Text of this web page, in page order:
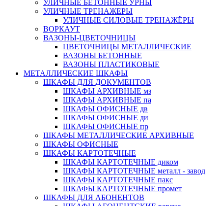
УЛИЧНЫЕ БЕТОННЫЕ УРНЫ
УЛИЧНЫЕ ТРЕНАЖЕРЫ
УЛИЧНЫЕ СИЛОВЫЕ ТРЕНАЖЁРЫ
ВОРКАУТ
ВАЗОНЫ-ЦВЕТОЧНИЦЫ
ЦВЕТОЧНИЦЫ МЕТАЛЛИЧЕСКИЕ
ВАЗОНЫ БЕТОННЫЕ
ВАЗОНЫ ПЛАСТИКОВЫЕ
МЕТАЛЛИЧЕСКИЕ ШКАФЫ
ШКАФЫ ДЛЯ ДОКУМЕНТОВ
ШКАФЫ АРХИВНЫЕ мз
ШКАФЫ АРХИВНЫЕ па
ШКАФЫ ОФИСНЫЕ дв
ШКАФЫ ОФИСНЫЕ ди
ШКАФЫ ОФИСНЫЕ пр
ШКАФЫ МЕТАЛЛИЧЕСКИЕ АРХИВНЫЕ
ШКАФЫ ОФИСНЫЕ
ШКАФЫ КАРТОТЕЧНЫЕ
ШКАФЫ КАРТОТЕЧНЫЕ диком
ШКАФЫ КАРТОТЕЧНЫЕ металл - завод
ШКАФЫ КАРТОТЕЧНЫЕ пакс
ШКАФЫ КАРТОТЕЧНЫЕ промет
ШКАФЫ ДЛЯ АБОНЕНТОВ